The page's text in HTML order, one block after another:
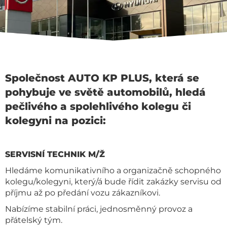
Společnost AUTO KP PLUS, která se
pohybuje ve světě automobilů, hledá
pečlivého a spolehlivého kolegu či
kolegyni na pozici:
SERVISNÍ TECHNIK M/Ž
Hledáme komunikativního a organizačně schopného
kolegu/kolegyni, který/á bude řídit zakázky servisu od
příjmu až po předání vozu zákazníkovi.
Nabízíme stabilní práci, jednosměnný provoz a
přátelský tým.